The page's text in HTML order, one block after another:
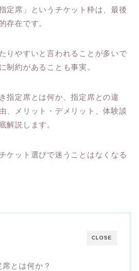
定席」というチケット枠は、最後
存在です。
りやすいと言われることが多いで
制約があることも事実。
指定席とは何か、指定席との違
、メリット・デメリット、体験談
解説します。
ケット選びで迷うことはなくなる
CLOSE
とは何か？